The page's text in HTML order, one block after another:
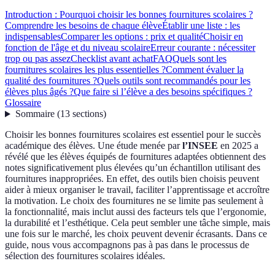
Introduction : Pourquoi choisir les bonnes fournitures scolaires ?
Comprendre les besoins de chaque élèveÉtablir une liste : les
indispensablesComparer les options : prix et qualitéChoisir en
fonction de l'âge et du niveau scolaireErreur courante : nécessiter
trop ou pas assezChecklist avant achatFAQQuels sont les
fournitures scolaires les plus essentielles ?Comment évaluer la
qualité des fournitures ?Quels outils sont recommandés pour les
élèves plus âgés ?Que faire si l’élève a des besoins spécifiques ?
Glossaire
Sommaire(13 sections)
Choisir les bonnes fournitures scolaires est essentiel pour le succès
académique des élèves. Une étude menée parl’INSEE en 2025 a
révélé que les élèves équipés de fournitures adaptées obtiennent des
notes significativement plus élevées qu’un échantillon utilisant des
fournitures inappropriées. En effet, des outils bien choisis peuvent
aider à mieux organiser le travail, faciliter l’apprentissage et accroître
la motivation. Le choix des fournitures ne se limite pas seulement à
la fonctionnalité, mais inclut aussi des facteurs tels que l’ergonomie,
la durabilité et l’esthétique. Cela peut sembler une tâche simple, mais
une fois sur le marché, les choix peuvent devenir écrasants. Dans ce
guide, nous vous accompagnons pas à pas dans le processus de
sélection des fournitures scolaires idéales.